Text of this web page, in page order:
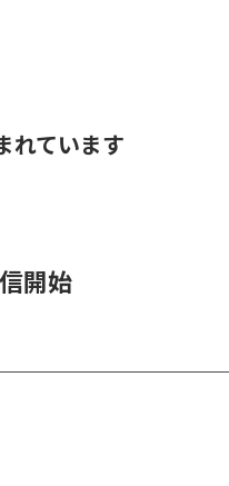
れています
開始